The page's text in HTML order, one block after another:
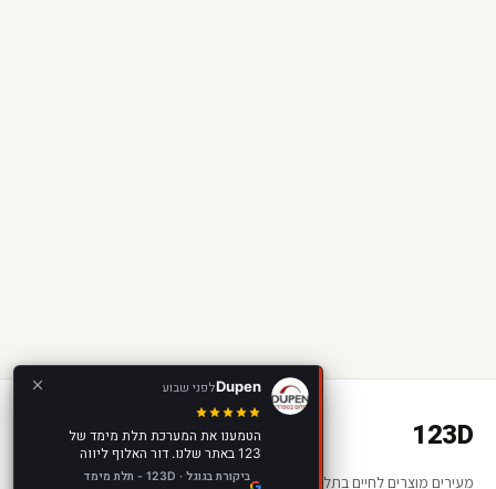
123D
מעירים מוצרים לחיים בתלת מימד ומציאות רבודה. החנות שלכם —
Dupenלפני שבוע
הטמענו את המערכת תלת מימד של
123 באתר שלנו. דור האלוף ליווה
אותנו בתהליך ההתקנה שהיה פשוט
ביקורת בגוגל · 123D - תלת מימד